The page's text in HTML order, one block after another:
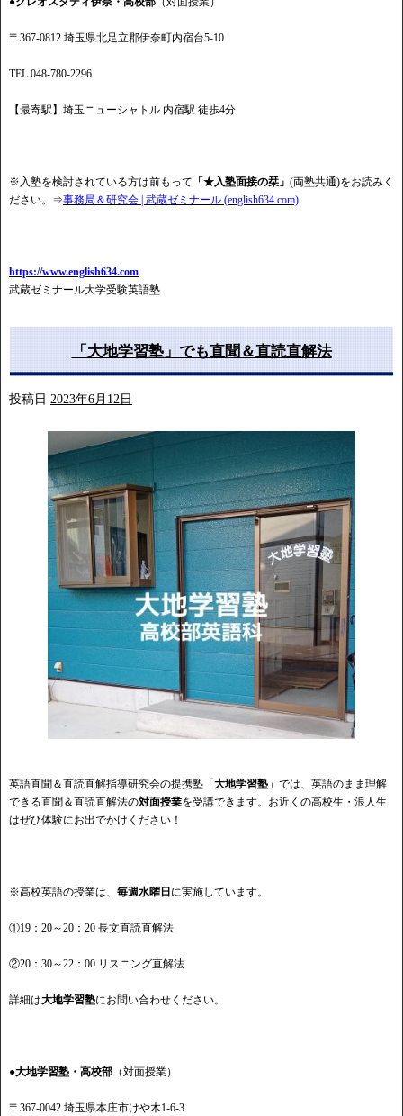
〒367-0812 埼玉県北足立郡伊奈町内宿台5-10
TEL 048-780-2296
【最寄駅】埼玉ニューシャトル 内宿駅 徒歩4分
※入塾を検討されている方は前もって 「★入塾面接の栞」 (両塾共通)をお読みく
ださい。⇒事務局＆研究会 | 武蔵ゼミナール (english634.com)
https://www.english634.com
武蔵ゼミナール大学受験英語塾
「大地学習塾」でも直聞＆直読直解法
投稿日 2023年6月12日
英語直聞＆直読直解指導研究会の提携塾 「大地学習塾」 では、英語のまま理解
できる直聞＆直読直解法の対面授業を受講できます。お近くの高校生・浪人生
はぜひ体験にお出でかけください！
※高校英語の授業は、 毎週水曜日 に実施しています。
①19：20～20：20 長文直読直解法
②20：30～22：00 リスニング直解法
詳細は大地学習塾にお問い合わせください。
●大地学習塾・高校部 （対面授業）
〒367-0042 埼玉県本庄市けや木1-6-3